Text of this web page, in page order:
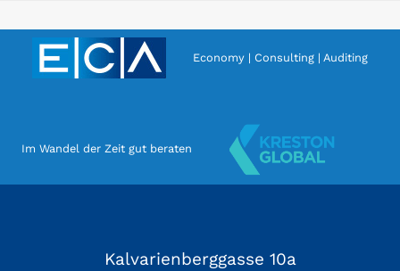
Economy | Consulting | Auditing
Im Wandel der Zeit gut beraten
Kalvarienberggasse 10a